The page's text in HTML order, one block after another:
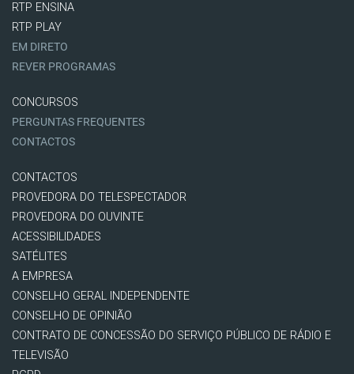
RTP ENSINA
RTP PLAY
EM DIRETO
REVER PROGRAMAS
CONCURSOS
PERGUNTAS FREQUENTES
CONTACTOS
CONTACTOS
PROVEDORA DO TELESPECTADOR
PROVEDORA DO OUVINTE
ACESSIBILIDADES
SATÉLITES
A EMPRESA
CONSELHO GERAL INDEPENDENTE
CONSELHO DE OPINIÃO
CONTRATO DE CONCESSÃO DO SERVIÇO PÚBLICO DE RÁDIO E
TELEVISÃO